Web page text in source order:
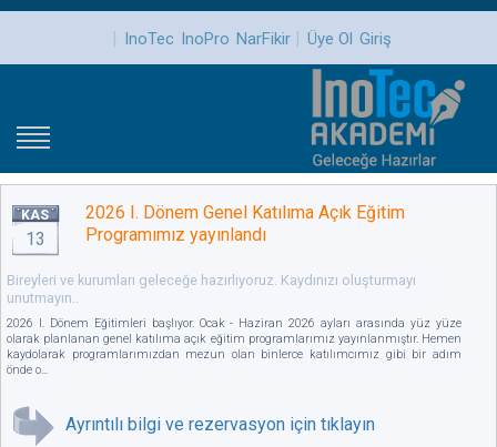
| InoTec InoPro NarFikir | Üye Ol Giriş
KAS
13
2026 I. Dönem Genel Katılıma Açık Eğitim
Programımız yayınlandı
Bireyleri ve kurumları geleceğe hazırlıyoruz. Kaydınızı oluşturmayı
unutmayın..
2026 I. Dönem Eğitimleri başlıyor. Ocak - Haziran 2026 ayları arasında yüz yüze
olarak planlanan genel katılıma açık eğitim programlarımız yayınlanmıştır. Hemen
kaydolarak programlarımızdan mezun olan binlerce katılımcımız gibi bir adım
önde o...
Ayrıntılı bilgi ve rezervasyon için tıklayın